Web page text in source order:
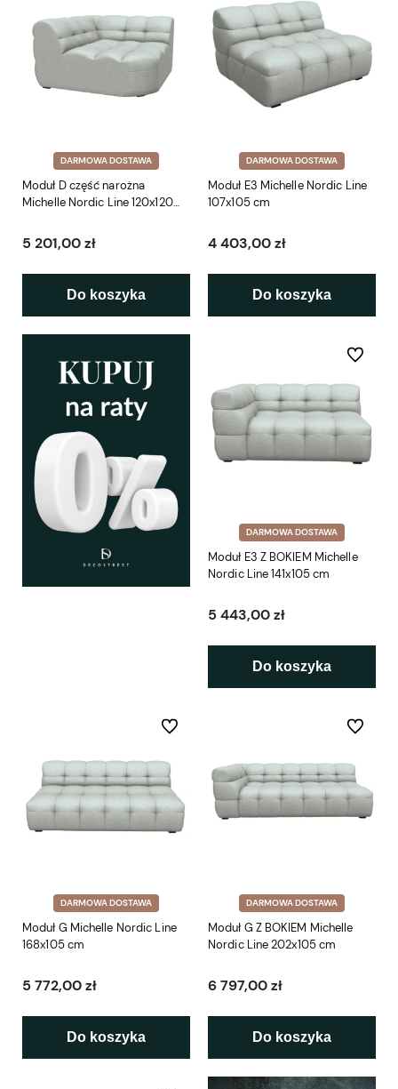
DARMOWA DOSTAWA
Moduł D część narożna
Michelle Nordic Line 120x120
5 201,00 zł
Do koszyka
DARMOWA DOSTAWA
Moduł E3 Michelle Nordic Line
107x105 cm
4 403,00 zł
Do koszyka
DARMOWA DOSTAWA
Moduł E3 Z BOKIEM Michelle
Nordic Line 141x105 cm
5 443,00 zł
Do koszyka
Do
DARMOWA DOSTAWA
Moduł G Michelle Nordic Line
168x105 cm
5 772,00 zł
Do koszyka
Do ulubionych
DARMOWA DOSTAWA
Moduł G Z BOKIEM Michelle
Nordic Line 202x105 cm
6 797,00 zł
Do koszyka
Do